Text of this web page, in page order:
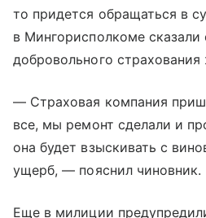
то придется обращаться в
в Мингорисполкоме сказали
добровольного страхования
— Страховая компания
все, мы ремонт сделали и
она будет взыскивать с
ущерб, — пояснил чиновник.
Еще в милиции